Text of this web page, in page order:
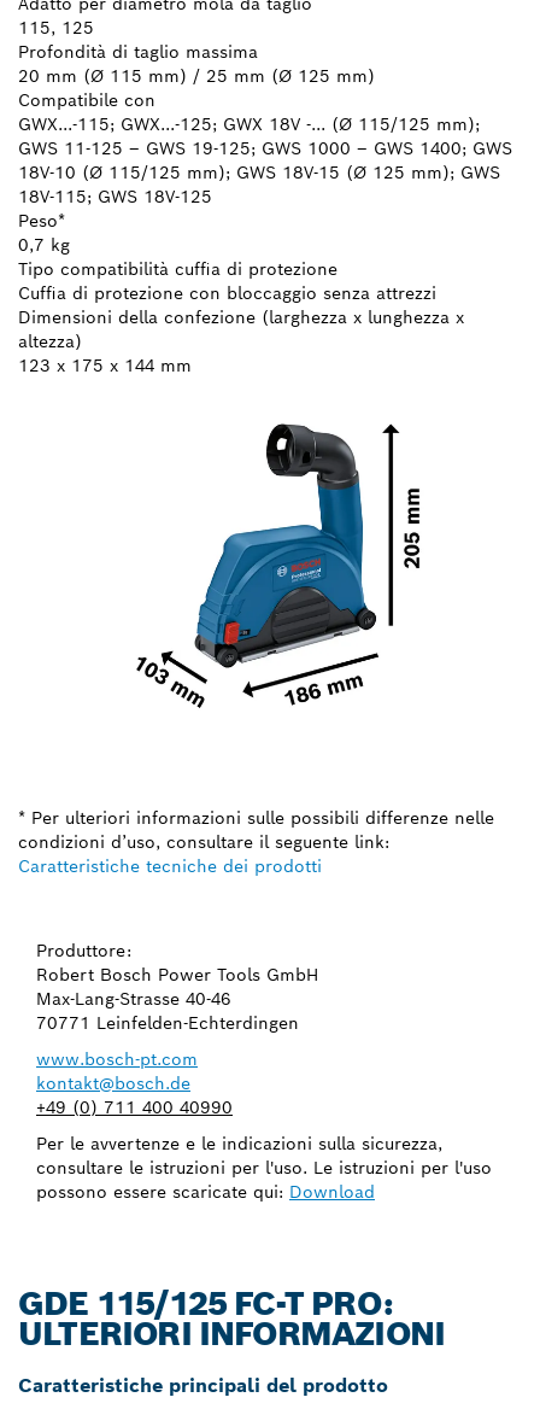
115, 125
Profondità di taglio massima
20 mm (Ø 115 mm) / 25 mm (Ø 125 mm)
Compatibile con
GWX...-115; GWX...-125; GWX 18V -... (Ø 115/125 mm);
GWS 11-125 – GWS 19-125; GWS 1000 – GWS 1400; GWS
18V-10 (Ø 115/125 mm); GWS 18V-15 (Ø 125 mm); GWS
18V-115; GWS 18V-125
Peso*
0,7 kg
Tipo compatibilità cuffia di protezione
Cuffia di protezione con bloccaggio senza attrezzi
Dimensioni della confezione (larghezza x lunghezza x
altezza)
123 x 175 x 144 mm
* Per ulteriori informazioni sulle possibili differenze nelle
condizioni d’uso, consultare il seguente link:
Caratteristiche tecniche dei prodotti
Produttore:
Robert Bosch Power Tools GmbH
Max-Lang-Strasse 40-46
70771 Leinfelden-Echterdingen
www.bosch-pt.com
kontakt@bosch.de
+49 (0) 711 400 40990
Per le avvertenze e le indicazioni sulla sicurezza,
consultare le istruzioni per l'uso. Le istruzioni per l'uso
possono essere scaricate qui: Download
GDE 115/125 FC-T PRO:
ULTERIORI INFORMAZIONI
Caratteristiche principali del prodotto